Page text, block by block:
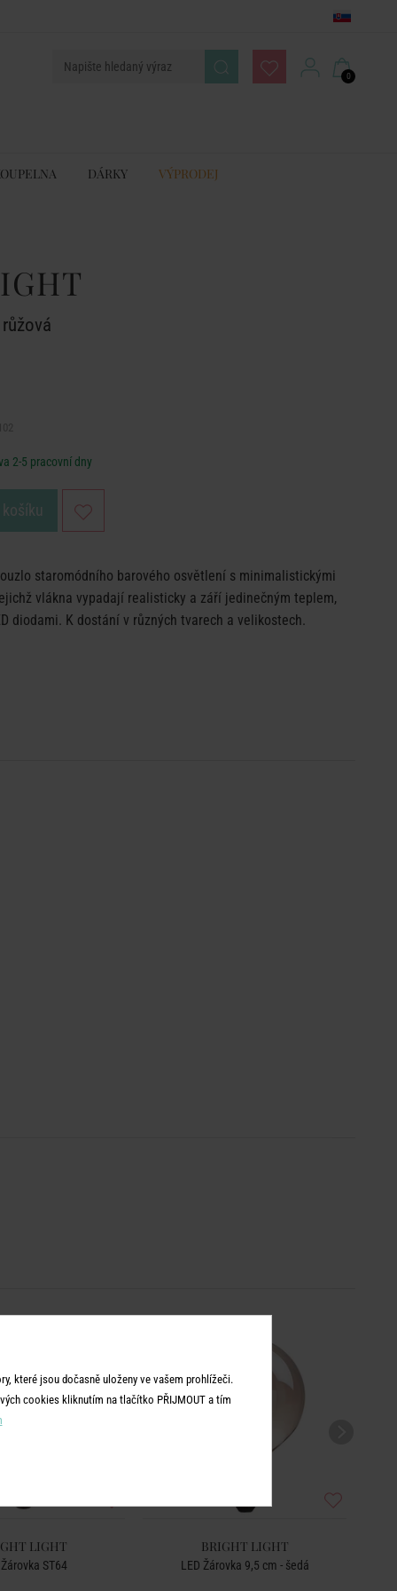
0
DÁRKY VÝPRODEJ
2-5 pracovní dny
staromódního barového osvětlení s minimalistickými
vlákna vypadají realisticky a září jedinečným teplem,
diodami. K dostání v různých tvarech a velikostech.
LIGHT
ST64
BRIGHT LIGHT
LED Žárovka 9,5 cm - šedá
které jsou dočasně uloženy ve vašem prohlížeči.
cookies kliknutím na tlačítko PŘIJMOUT a tím